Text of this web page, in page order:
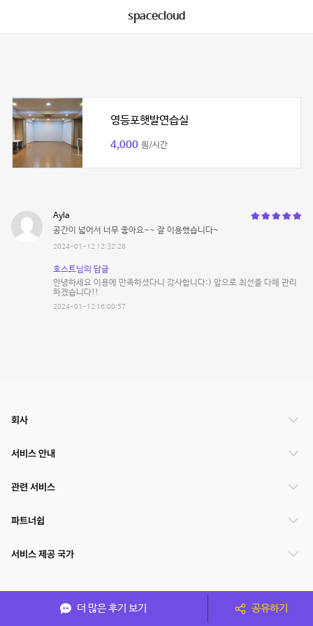
spacecloud
영등포햇발연습실
4,000 원/시간
Ayla
공간이 넓어서 너무 좋아요~~ 잘 이용했습니다~
2024-01-12 12:32:28
호스트님의 답글
안녕하세요 이용에 만족하셨다니 감사합니다:) 앞으로 최선을 다해 관리
하겠습니다!!
2024-01-12 16:00:57
더 많은 후기 보기 공유하기
회사
서비스 안내
관련 서비스
파트너쉽
서비스 제공 국가
(주)NSPACE 사업자정보